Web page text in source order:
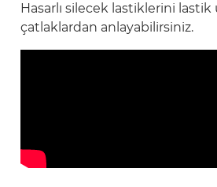
Hasarlı silecek lastiklerini lastik
çatlaklardan anlayabilirsiniz.